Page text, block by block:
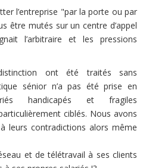
l’entreprise "par la porte ou par
être mutés sur un centre d’appel
l’arbitraire et les pressions
ont été traités sans
sénior n’a pas été prise en
handicapés et fragiles
ciblés. Nous avons
leurs contradictions alors même
et de télétravail à ses clients